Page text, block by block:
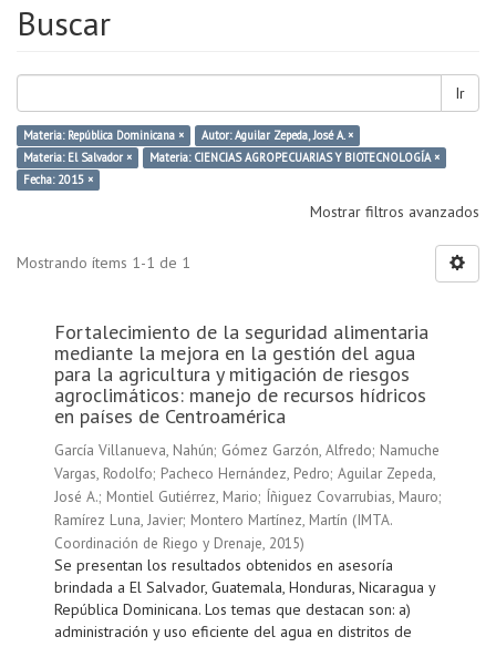
Buscar
Ir
Materia: República Dominicana ×
Autor: Aguilar Zepeda, José A. ×
Materia: El Salvador ×
Materia: CIENCIAS AGROPECUARIAS Y BIOTECNOLOGÍA ×
Fecha: 2015 ×
Mostrar filtros avanzados
Mostrando ítems 1-1 de 1
Fortalecimiento de la seguridad alimentaria
mediante la mejora en la gestión del agua
para la agricultura y mitigación de riesgos
agroclimáticos: manejo de recursos hídricos
en países de Centroamérica
García Villanueva, Nahún; Gómez Garzón, Alfredo; Namuche
Vargas, Rodolfo; Pacheco Hernández, Pedro; Aguilar Zepeda,
José A.; Montiel Gutiérrez, Mario; Íñiguez Covarrubias, Mauro;
Ramírez Luna, Javier; Montero Martínez, Martín (IMTA.
Coordinación de Riego y Drenaje, 2015)
Se presentan los resultados obtenidos en asesoría
brindada a El Salvador, Guatemala, Honduras, Nicaragua y
República Dominicana. Los temas que destacan son: a)
administración y uso eficiente del agua en distritos de